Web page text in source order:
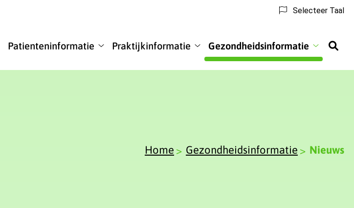
Selecteer Taal
Patienteninformatie
Patienteninformatie
Praktijkinformatie
submenu
Gezondheidsinformatie
submenu
Home Gezondheidsinformatie Nieuws